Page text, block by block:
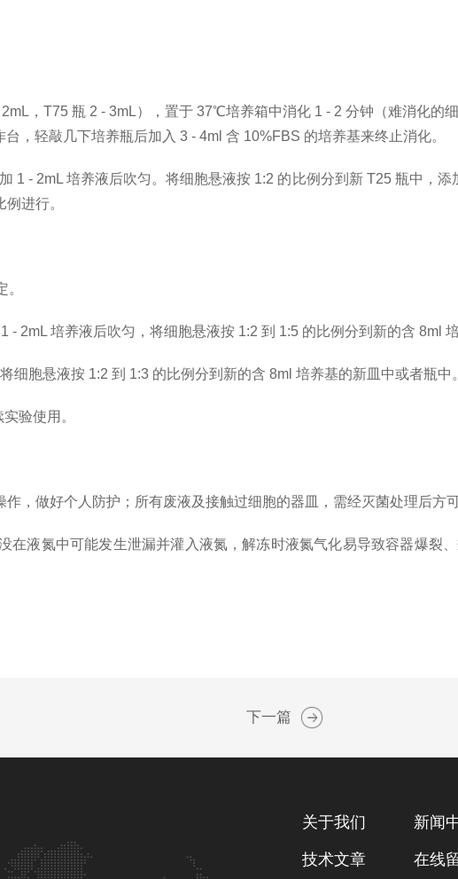
，T75 瓶 2 - 3mL），置于 37℃培养箱中消化 1 - 2 分钟（难消化的
，轻敲几下培养瓶后加入 3 - 4ml 含 10%FBS 的培养基来终止消化。
1 - 2mL 培养液后吹匀。将细胞悬液按 1:2 的比例分到新 T25 瓶中，
进行。
2mL 培养液后吹匀，将细胞悬液按 1:2 到 1:5 的比例分到新的含 8ml
胞悬液按 1:2 到 1:3 的比例分到新的含 8ml 培养基的新皿中或者瓶中。
验使用。
，做好个人防护；所有废液及接触过细胞的器皿，需经灭菌处理后方可
液氮中可能发生泄漏并灌入液氮，解冻时液氮气化易导致容器爆裂
下一篇
关于我们 新闻
技术文章 在线